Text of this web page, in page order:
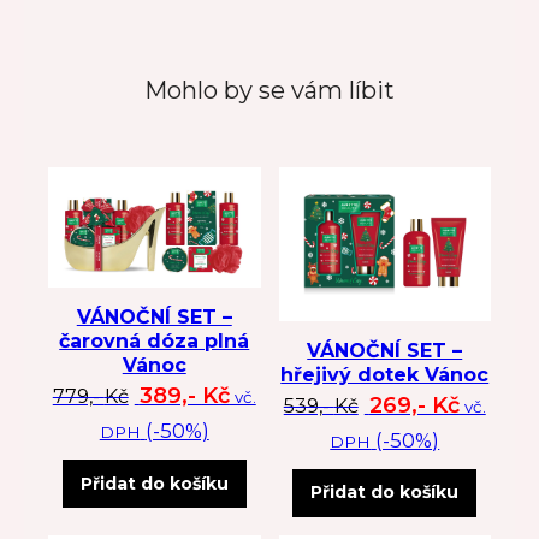
Mohlo by se vám líbit
VÁNOČNÍ SET –
čarovná dóza plná
Vánoc
779,-Kč Původní cena byla: 779 Kč.
389,- KčAktuální cena je: 389 Kč.
vč.
DPH (-50%)
Přidat do košíku
VÁNOČNÍ SET –
hřejivý dotek Vánoc
539,-Kč Původní cena
269,- Kčvč.
DPH (-50%)
Přidat do košíku